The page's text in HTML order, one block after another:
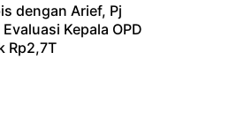
dengan Arief, Pj
Kepala OPD
Rp2,7T